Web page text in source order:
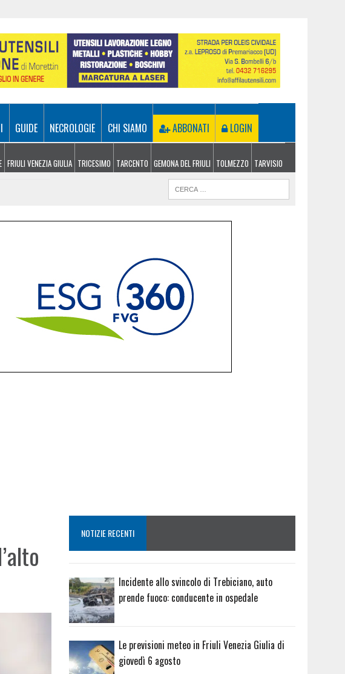
GUIDE NECROLOGIE CHI SIAMO ABBONATI LOGIN
FRIULI VENEZIA GIULIA TRICESIMO TARCENTO GEMONA DEL FRIULI TOLMEZZO TARVISIO
NOTIZIE RECENTI
Incidente allo svincolo di Trebiciano, auto
prende fuoco: conducente in ospedale
Le previsioni meteo in Friuli Venezia Giulia di
giovedì 6 agosto